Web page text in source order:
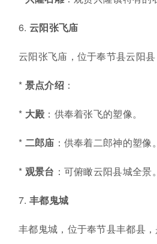
6. 云阳张飞庙
云阳张飞庙，位于奉节县云阳
* 景点介绍：
* 大殿：供奉着张飞的塑像。
* 二郎庙 ：供奉着二郎神的塑像。
* 观景台 ：可俯瞰云阳县城全景。
7. 丰都鬼城
丰都鬼城，位于奉节县丰都县